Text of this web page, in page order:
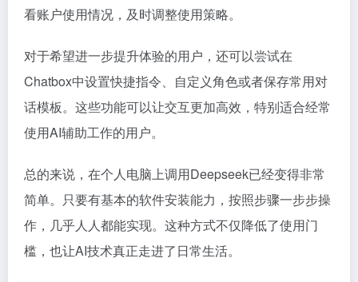
看账户使用情况，及时调整使用策略。
对于希望进一步提升体验的用户，还可以尝试在
Chatbox中设置快捷指令、自定义角色或者保存常用对
话模板。这些功能可以让交互更加高效，特别适合经常
使用AI辅助工作的用户。
总的来说，在个人电脑上调用Deepseek已经变得非常
简单。只要有基本的软件安装能力，按照步骤一步步操
作，几乎人人都能实现。这种方式不仅降低了使用门
槛，也让AI技术真正走进了日常生活。